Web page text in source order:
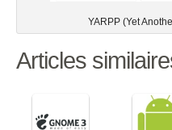
YARPP (Yet
Articles